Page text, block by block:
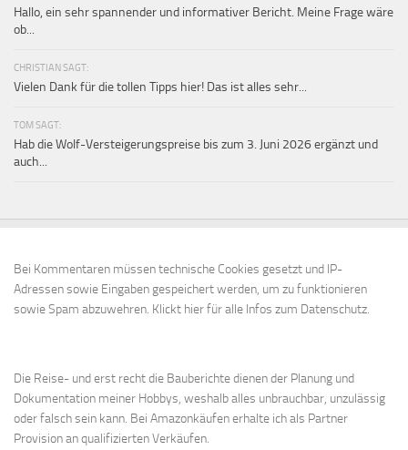
Hallo, ein sehr spannender und informativer Bericht. Meine Frage wäre
ob...
CHRISTIAN SAGT:
Vielen Dank für die tollen Tipps hier! Das ist alles sehr...
TOM SAGT:
Hab die Wolf-Versteigerungspreise bis zum 3. Juni 2026 ergänzt und
auch...
Bei Kommentaren müssen technische Cookies gesetzt und IP-
Adressen sowie Eingaben gespeichert werden, um zu funktionieren
sowie Spam abzuwehren. Klickt hier für alle Infos zum Datenschutz.
Die Reise- und erst recht die Bauberichte dienen der Planung und
Dokumentation meiner Hobbys, weshalb alles unbrauchbar, unzulässig
oder falsch sein kann. Bei Amazonkäufen erhalte ich als Partner
Provision an qualifizierten Verkäufen.